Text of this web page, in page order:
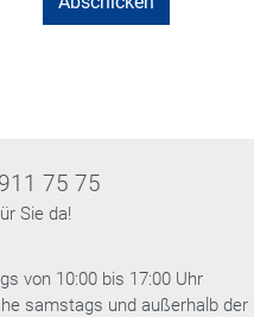
75 75
Sie da!
von 10:00 bis 17:00 Uhr
samstags und außerhalb der